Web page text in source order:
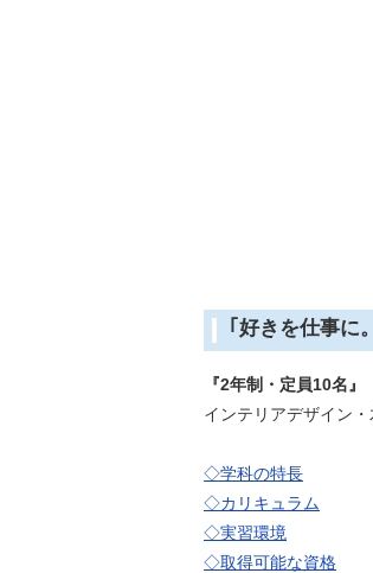
｢好きを仕事に
『2年制・定員10名』
インテリアデザイン
◇学科の特長
◇カリキュラム
◇実習環境
◇取得可能な資格